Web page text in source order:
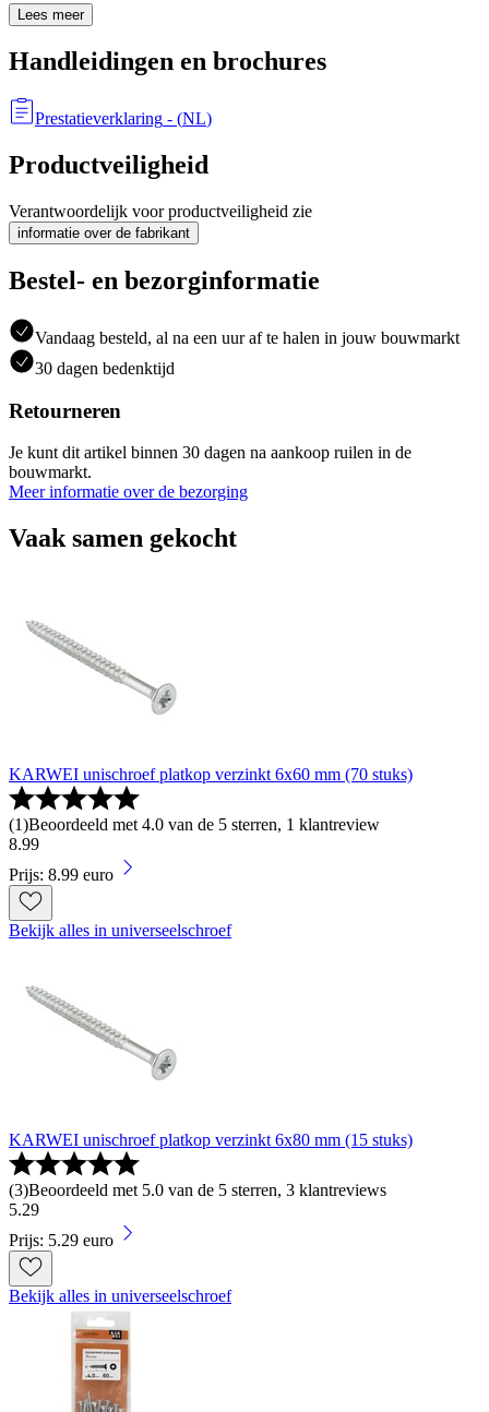
Lees meer
Handleidingen en brochures
Prestatieverklaring - (NL)
Productveiligheid
Verantwoordelijk voor productveiligheid zie
informatie over de fabrikant
Bestel- en bezorginformatie
Vandaag besteld, al na een uur af te halen in jouw bouwmarkt
30 dagen bedenktijd
Retourneren
Je kunt dit artikel binnen 30 dagen na aankoop ruilen in de
bouwmarkt.
Meer informatie over de bezorging
Vaak samen gekocht
KARWEI unischroef platkop verzinkt 6x60 mm (70 stuks)
(1)Beoordeeld met 4.0 van de 5 sterren, 1 klantreview
8.99
Prijs: 8.99 euro
Bekijk alles in universeelschroef
KARWEI unischroef platkop verzinkt 6x80 mm (15 stuks)
(3)Beoordeeld met 5.0 van de 5 sterren, 3 klantreviews
5.29
Prijs: 5.29 euro
Bekijk alles in universeelschroef